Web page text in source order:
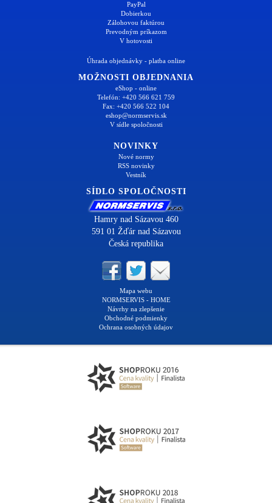
PayPal
Dobierkou
Zálohovou faktúrou
Prevodným príkazom
V hotovosti
Úhrada objednávky - platba online
MOŽNOSTI OBJEDNANIA
eShop - online
Telefón: +420 566 621 759
Fax: +420 566 522 104
eshop@normservis.sk
V sídle spoločnosti
NOVINKY
Nové normy
RSS novinky
Vestník
SÍDLO SPOLOČNOSTI
Hamry nad Sázavou 460
591 01 Žďár nad Sázavou
Česká republika
Mapa webu
NORMSERVIS - HOME
Návrhy na zlepšenie
Obchodné podmienky
Ochrana osobných údajov